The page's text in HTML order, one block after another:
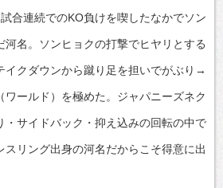
合連続でのKO負けを喫したなかでソン
河名。ソンヒョクの打撃でヒヤリとする
イクダウンから蹴り足を担いでがぶり→
ワールド）を極めた。ジャパニーズネク
・サイドバック・抑え込みの回転の中で
スリング出身の河名だからこそ得意に出